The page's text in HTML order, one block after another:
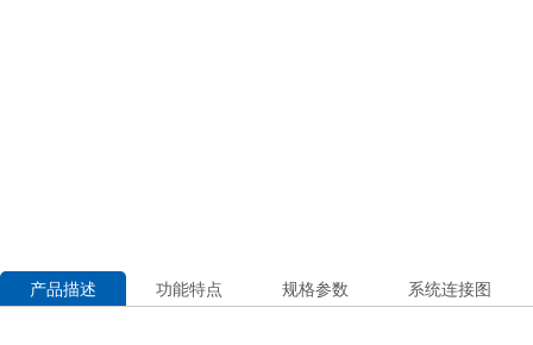
产品描述 功能特点 规格参数 系统连接图